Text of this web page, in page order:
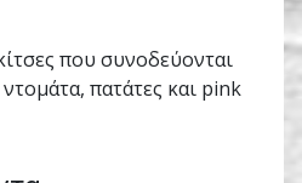
που συνοδεύονται
πατάτες και pink